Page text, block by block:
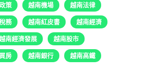
策 越南機場 越南法律
務 越南紅皮書 越南經濟
南經濟發展 越南股市
房 越南銀行 越南高鐵